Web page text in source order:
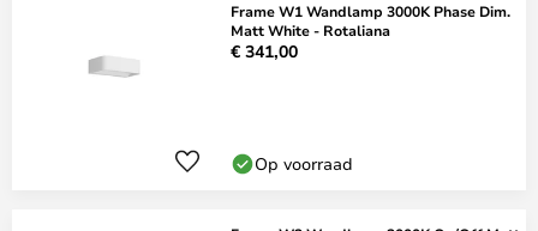
Frame W1 Wandlamp 3000K Phase Dim.
Matt White - Rotaliana
€ 341,00
Op voorraad